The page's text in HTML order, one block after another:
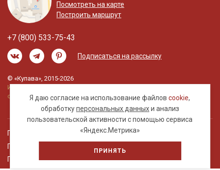
Я даю согласие на использование файловcookie,
обработкуперсональных данныхи анализ
пользовательской активности с помощью сервиса
«Яндекс.Метрика»
ПРИНЯТЬ
Посмотреть на карте
Построить маршрут
+7 (800) 533-75-43
Подписаться на рассылку
© «Купава», 2015-2026
Информация на сайте не является публичной
офертой.
Правовая информация
Политика обработки персональных данных
Пользовательское соглашение